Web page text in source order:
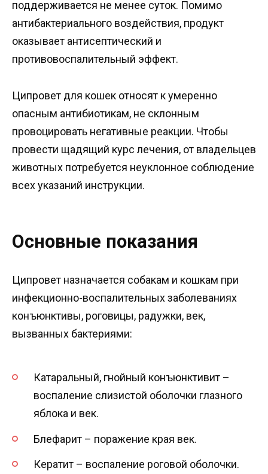
поддерживается не менее суток. Помимо
антибактериального воздействия, продукт
оказывает антисептический и
противовоспалительный эффект.
Ципровет для кошек относят к умеренно
опасным антибиотикам, не склонным
провоцировать негативные реакции. Чтобы
провести щадящий курс лечения, от владельцев
животных потребуется неуклонное соблюдение
всех указаний инструкции.
Основные показания
Ципровет назначается собакам и кошкам при
инфекционно-воспалительных заболеваниях
конъюнктивы, роговицы, радужки, век,
вызванных бактериями:
Катаральный, гнойный конъюнктивит –
воспаление слизистой оболочки глазного
яблока и век.
Блефарит – поражение края век.
Кератит – воспаление роговой оболочки.